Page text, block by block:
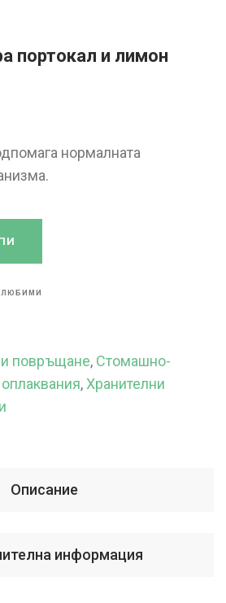
портокал и лимон
нормалната
и лимон саше x 12 quantity
ЛЮБИМИ
и повръщане, Стомашно-
, Хранителни
Описание
информация